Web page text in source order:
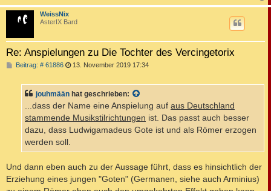
a
WeissNix
AsterIX Bard
Re: Anspielungen zu Die Tochter des Vercingetorix
Beitrag: # 61886B
r
a
13. November 2019 17:34
jouhmään hat geschrieben:
...dass der Name eine Anspielung auf aus Deutschland
stammende Musikstilrichtungen ist. Das passt auch besser
dazu, dass Ludwigamadeus Gote ist und als Römer erzogen
werden soll.
Und dann eben auch zu der Aussage führt, dass es hinsichtlich der
Erziehung eines jungen "Goten" (Germanen, siehe auch Arminius)